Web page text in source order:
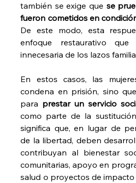
también se exige que se
fueron cometidos en
De este modo, esta
enfoque restaurativo
innecesaria de los lazos
En estos casos, las
condena en prisión, sino
para prestar un servicio
como parte de la
significa que, en lugar de
de la libertad, deben
contribuyan al bienestar
comunitarias, apoyo en
salud o proyectos de impacto